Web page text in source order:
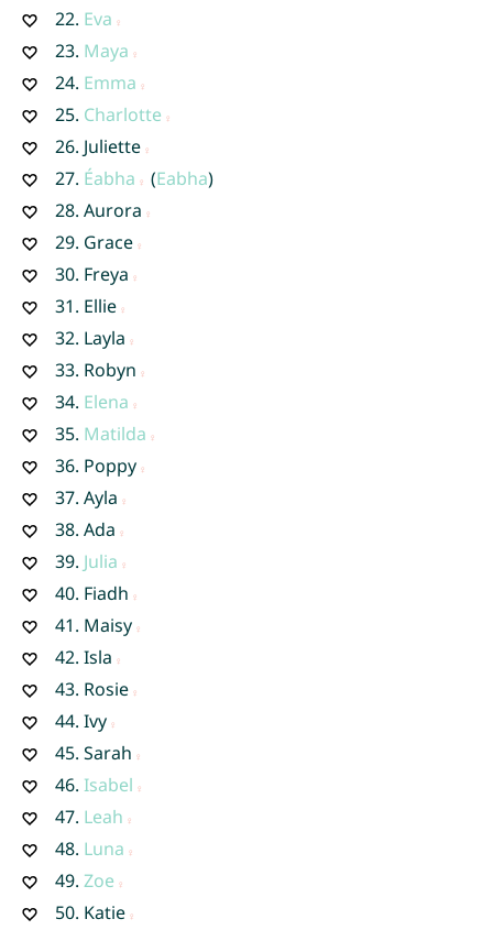
22. Eva
23. Maya
24. Emma
25. Charlotte
26. Juliette
27. Éabha (Eabha)
28. Aurora
29. Grace
30. Freya
31. Ellie
32. Layla
33. Robyn
34. Elena
35. Matilda
36. Poppy
37. Ayla
38. Ada
39. Julia
40. Fiadh
41. Maisy
42. Isla
43. Rosie
44. Ivy
45. Sarah
46. Isabel
47. Leah
48. Luna
49. Zoe
50. Katie